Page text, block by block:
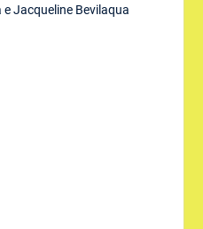
Jacqueline Bevilaqua